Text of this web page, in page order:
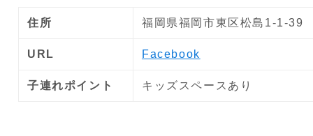
住所 福岡県福岡市東区松島1-1-39
URL Facebook
子連れポイント キッズスペースあり